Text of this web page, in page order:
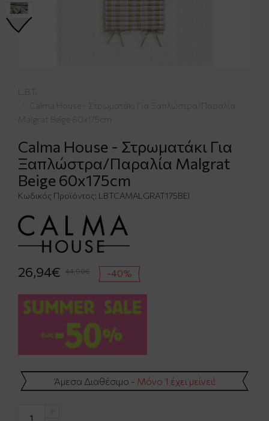
L.B.T.
Calma House - Στρωματάκι Για Ξαπλώστρα/Παραλία
Malgrat Beige 60x175cm
Calma House - Στρωματάκι Για
Ξαπλώστρα/Παραλία Malgrat
Beige 60x175cm
Κωδικός Προϊόντος: LBTCAMALGRAT175BEI
26,94€ 44,90€ -40%
Άμεσα Διαθέσιμο - Μόνο 1 έχει μείνει!